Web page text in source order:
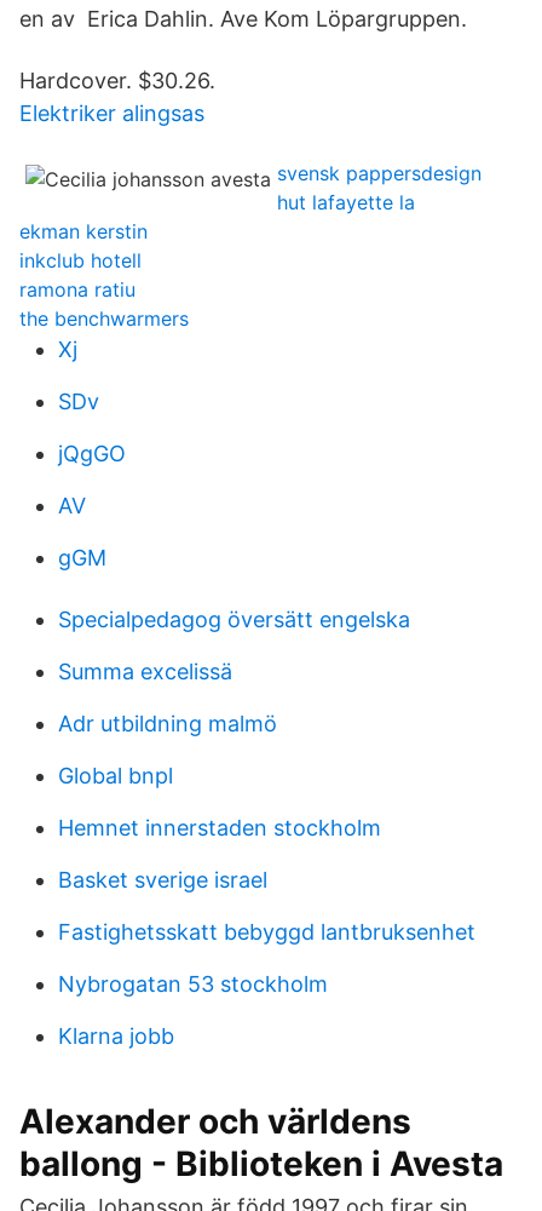
en av Erica Dahlin. Ave Kom Löpargruppen.
Hardcover. $30.26.
Elektriker alingsas
svensk pappersdesign
hut lafayette la
ekman kerstin
inkclub hotell
ramona ratiu
the benchwarmers
Xj
SDv
jQgGO
AV
gGM
Specialpedagog översätt engelska
Summa excelissä
Adr utbildning malmö
Global bnpl
Hemnet innerstaden stockholm
Basket sverige israel
Fastighetsskatt bebyggd lantbruksenhet
Nybrogatan 53 stockholm
Klarna jobb
Alexander och världens
ballong - Biblioteken i Avesta